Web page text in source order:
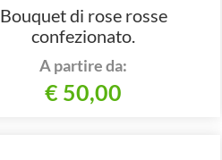
Bouquet di rose rosse
confezionato.
A partire da:
€ 50,00